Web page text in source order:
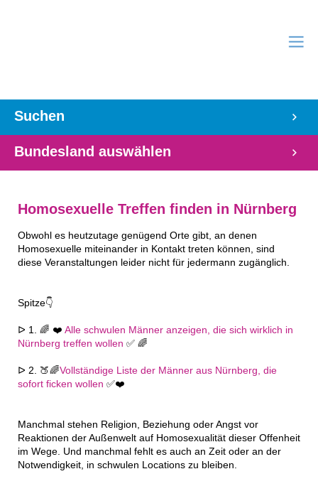
Suchen
Bundesland auswählen
Homosexuelle Treffen finden in Nürnberg
Obwohl es heutzutage genügend Orte gibt, an denen
Homosexuelle miteinander in Kontakt treten können, sind
diese Veranstaltungen leider nicht für jedermann zugänglich.
Spitze👇
ᐅ 1. 🌈 ❤️ Alle schwulen Männer anzeigen, die sich wirklich in
Nürnberg treffen wollen ✅ 🌈
ᐅ 2. 🍑🌈Vollständige Liste der Männer aus Nürnberg, die
sofort ficken wollen ✅❤️
Manchmal stehen Religion, Beziehung oder Angst vor
Reaktionen der Außenwelt auf Homosexualität dieser Offenheit
im Wege. Und manchmal fehlt es auch an Zeit oder an der
Notwendigkeit, in schwulen Locations zu bleiben.